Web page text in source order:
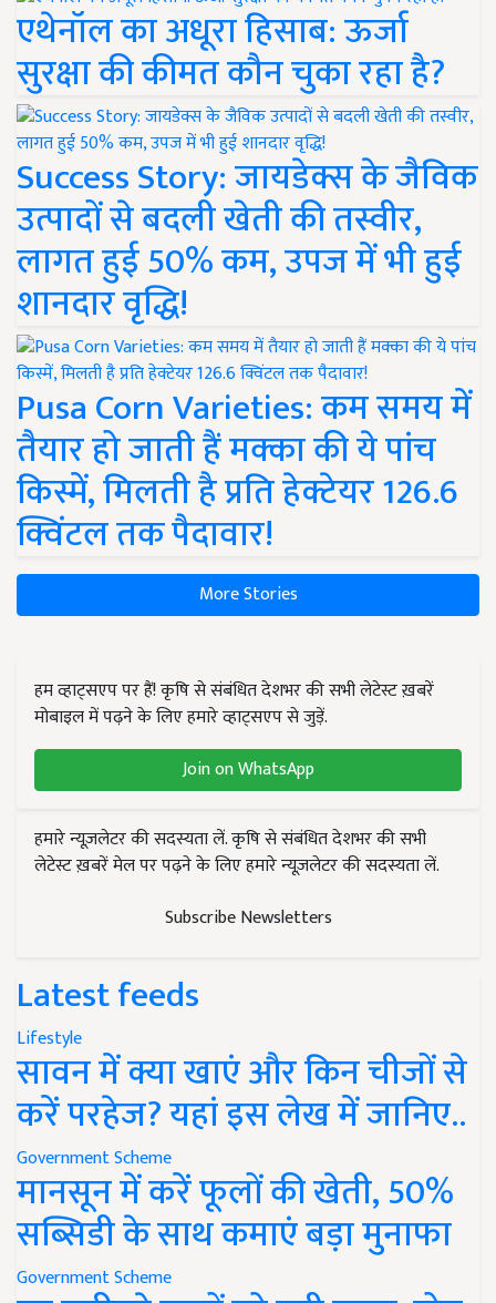
एथेनॉल का अधूरा हिसाब: ऊर्जा
सुरक्षा की कीमत कौन चुका रहा है?
Success Story: जायडेक्स के जैविक
उत्पादों से बदली खेती की तस्वीर,
लागत हुई 50% कम, उपज में भी हुई
शानदार वृद्धि!
Pusa Corn Varieties: कम समय में
तैयार हो जाती हैं मक्का की ये पांच
किस्में, मिलती है प्रति हेक्टेयर 126.6
क्विंटल तक पैदावार!
More Stories
हम व्हाट्सएप पर हैं! कृषि से संबंधित देशभर की सभी लेटेस्ट ख़बरें
मोबाइल में पढ़ने के लिए हमारे व्हाट्सएप से जुड़ें.
Join on WhatsApp
हमारे न्यूज़लेटर की सदस्यता लें. कृषि से संबंधित देशभर की सभी
लेटेस्ट ख़बरें मेल पर पढ़ने के लिए हमारे न्यूज़लेटर की सदस्यता लें.
Subscribe Newsletters
Latest feeds
Lifestyle
सावन में क्या खाएं और किन चीजों से
करें परहेज? यहां इस लेख में जानिए..
Government Scheme
मानसून में करें फूलों की खेती, 50%
सब्सिडी के साथ कमाएं बड़ा मुनाफा
Government Scheme